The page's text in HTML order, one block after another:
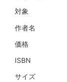
対象
作者名
価格
ISBN
サイズ